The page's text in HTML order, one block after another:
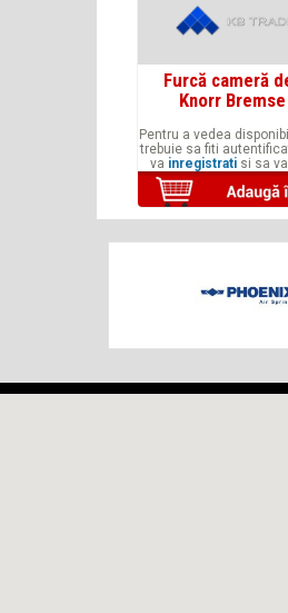
Furcă cameră
Knorr Bremse
Pentru a vedea
trebuie sa fiti
va inregistrati si sa